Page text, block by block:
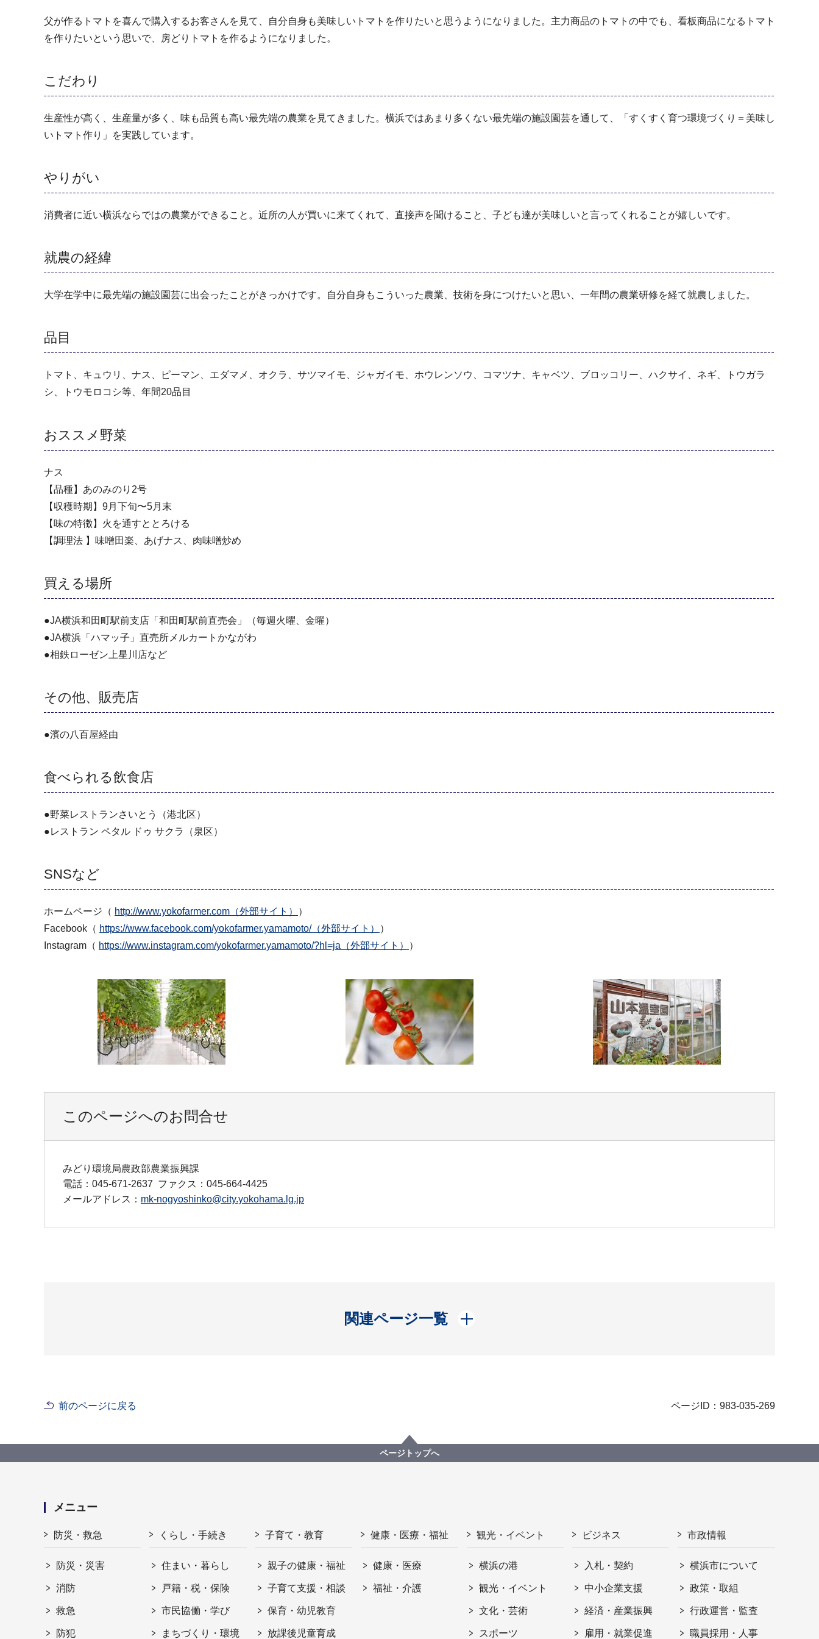
父が作るトマトを喜んで購入するお客さんを見て、自分自身も美味しいトマトを作りたいと思うようになりました。主力商品のトマトの中でも、看板商品になるトマト
を作りたいという思いで、房どりトマトを作るようになりました。
こだわり
生産性が高く、生産量が多く、味も品質も高い最先端の農業を見てきました。横浜ではあまり多くない最先端の施設園芸を通して、「すくすく育つ環境づくり＝美味し
いトマト作り」を実践しています。
やりがい
消費者に近い横浜ならではの農業ができること。近所の人が買いに来てくれて、直接声を聞けること、子ども達が美味しいと言ってくれることが嬉しいです。
就農の経緯
大学在学中に最先端の施設園芸に出会ったことがきっかけです。自分自身もこういった農業、技術を身につけたいと思い、一年間の農業研修を経て就農しました。
品目
トマト、キュウリ、ナス、ピーマン、エダマメ、オクラ、サツマイモ、ジャガイモ、ホウレンソウ、コマツナ、キャベツ、ブロッコリー、ハクサイ、ネギ、トウガラ
シ、トウモロコシ等、年間20品目
おススメ野菜
ナス
【品種】あのみのり2号
【収穫時期】9月下旬〜5月末
【味の特徴】火を通すととろける
【調理法 】味噌田楽、あげナス、肉味噌炒め
買える場所
●JA横浜和田町駅前支店「和田町駅前直売会」（毎週火曜、金曜）
●JA横浜「ハマッ子」直売所メルカートかながわ
●相鉄ローゼン上星川店など
その他、販売店
●濱の八百屋経由
食べられる飲食店
●野菜レストランさいとう（港北区）
●レストラン ペタル ドゥ サクラ（泉区）
SNSなど
ホームページ（ http://www.yokofarmer.com（外部サイト）
）
Facebook（ https://www.facebook.com/yokofarmer.yamamoto/（外部サイト）
）
Instagram（ https://www.instagram.com/yokofarmer.yamamoto/?hl=ja（外部サイト） ）
このページへのお問合せ
みどり環境局農政部農業振興課
電話：045-671-2637 ファクス：045-664-4425
メールアドレス： mk-nogyoshinko@city.yokohama.lg.jp
関連ページ一覧
開く
前のページに戻る ページID：983-035-269
ページトップへ
メニュー
防災・救急
防災・災害
消防
救急
防犯
くらし・手続き
住まい・暮らし
戸籍・税・保険
市民協働・学び
まちづくり・環境
子育て・教育
親子の健康・福祉
子育て支援・相談
保育・幼児教育
放課後児童育成
健康・医療・福祉
健康・医療
福祉・介護
観光・イベント
横浜の港
観光・イベント
文化・芸術
スポーツ
ビジネス
入札・契約
中小企業支援
経済・産業振興
雇用・就業促進
市政情報
横浜市について
政策・取組
行政運営・監査
職員採用・人事